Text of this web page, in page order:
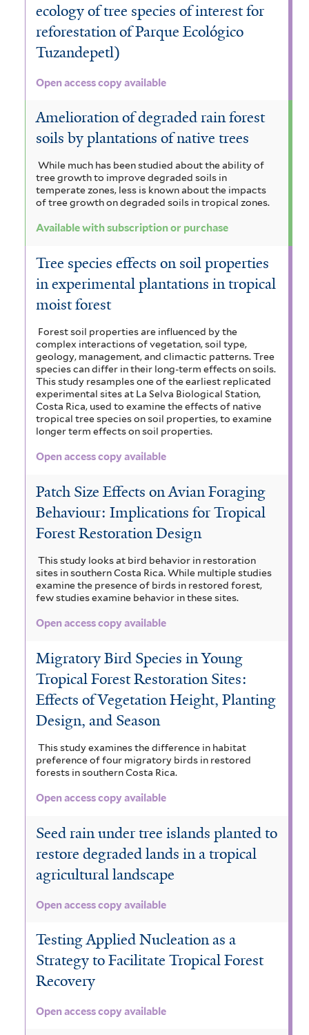
ecology of tree species of interest for
reforestation of Parque Ecológico
Tuzandepetl)
Open access copy available
Amelioration of degraded rain forest
soils by plantations of native trees
While much has been studied about the ability of
tree growth to improve degraded soils in
temperate zones, less is known about the impacts
of tree growth on degraded soils in tropical zones.
Available with subscription or purchase
Tree species effects on soil properties
in experimental plantations in tropical
moist forest
Forest soil properties are influenced by the
complex interactions of vegetation, soil type,
geology, management, and climactic patterns. Tree
species can differ in their long-term effects on soils.
This study resamples one of the earliest replicated
experimental sites at La Selva Biological Station,
Costa Rica, used to examine the effects of native
tropical tree species on soil properties, to examine
longer term effects on soil properties.
Open access copy available
Patch Size Effects on Avian Foraging
Behaviour: Implications for Tropical
Forest Restoration Design
This study looks at bird behavior in restoration
sites in southern Costa Rica. While multiple studies
examine the presence of birds in restored forest,
few studies examine behavior in these sites.
Open access copy available
Migratory Bird Species in Young
Tropical Forest Restoration Sites:
Effects of Vegetation Height, Planting
Design, and Season
This study examines the difference in habitat
preference of four migratory birds in restored
forests in southern Costa Rica.
Open access copy available
Seed rain under tree islands planted to
restore degraded lands in a tropical
agricultural landscape
Open access copy available
Testing Applied Nucleation as a
Strategy to Facilitate Tropical Forest
Recovery
Open access copy available